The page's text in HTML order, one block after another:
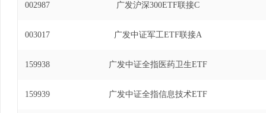
002987 广发沪深300ETF联接C
003017 广发中证军工ETF联接A
159938 广发中证全指医药卫生ETF
159939 广发中证全指信息技术ETF